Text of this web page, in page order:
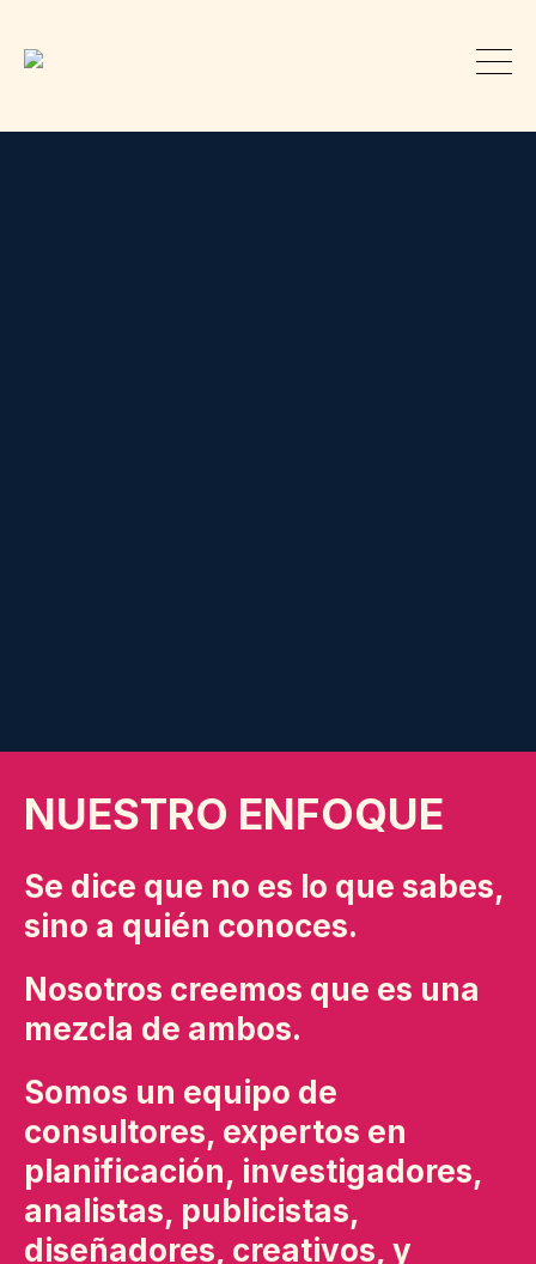
NUESTRO ENFOQUE
Se dice que no es lo que sabes,
sino a quién conoces.
Nosotros creemos que es una
mezcla de ambos.
Somos un equipo de
consultores, expertos en
planificación, investigadores,
analistas, publicistas,
diseñadores, creativos, y